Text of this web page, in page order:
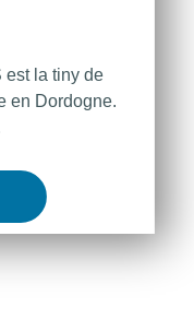
est la tiny de
en Dordogne.